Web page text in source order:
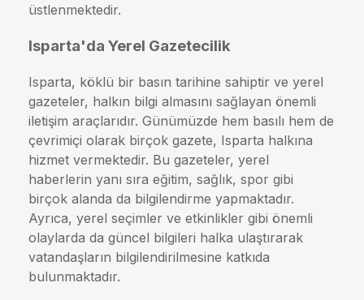
üstlenmektedir.
Isparta'da Yerel Gazetecilik
Isparta, köklü bir basın tarihine sahiptir ve yerel
gazeteler, halkın bilgi almasını sağlayan önemli
iletişim araçlarıdır. Günümüzde hem basılı hem de
çevrimiçi olarak birçok gazete, Isparta halkına
hizmet vermektedir. Bu gazeteler, yerel
haberlerin yanı sıra eğitim, sağlık, spor gibi
birçok alanda da bilgilendirme yapmaktadır.
Ayrıca, yerel seçimler ve etkinlikler gibi önemli
olaylarda da güncel bilgileri halka ulaştırarak
vatandaşların bilgilendirilmesine katkıda
bulunmaktadır.